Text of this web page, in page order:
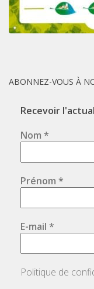
ABONNEZ-VOUS À
Recevoir
Nom *
Prénom *
E-mail *
Politique de